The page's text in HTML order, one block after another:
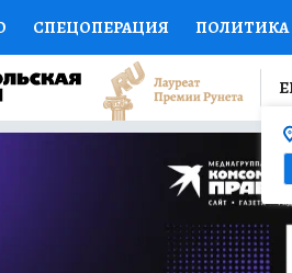
СПЕЦОПЕРАЦИЯ ПОЛИТИКА
НАУКА СПОРТ
ДОКТОР ФИНАНСЫ
ПРОГНОЗЫ НА СПОРТ
ТЕЛЕВИЗОР